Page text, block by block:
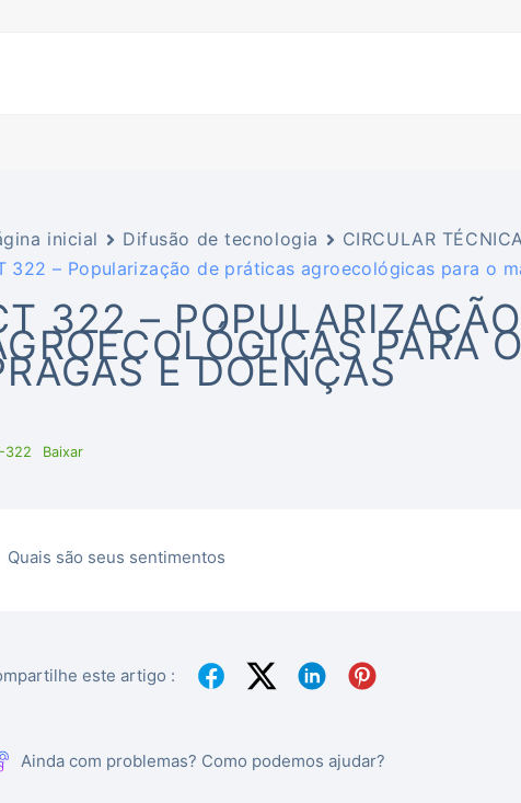
inicial Difusão de tecnologia
CIRCULAR
322 – Popularização de práticas agroecológicas para o
322 –
PARA
E DOENÇAS
322 Baixar
Quais são seus sentimentos
este artigo :
Ainda com problemas? Como podemos ajudar?